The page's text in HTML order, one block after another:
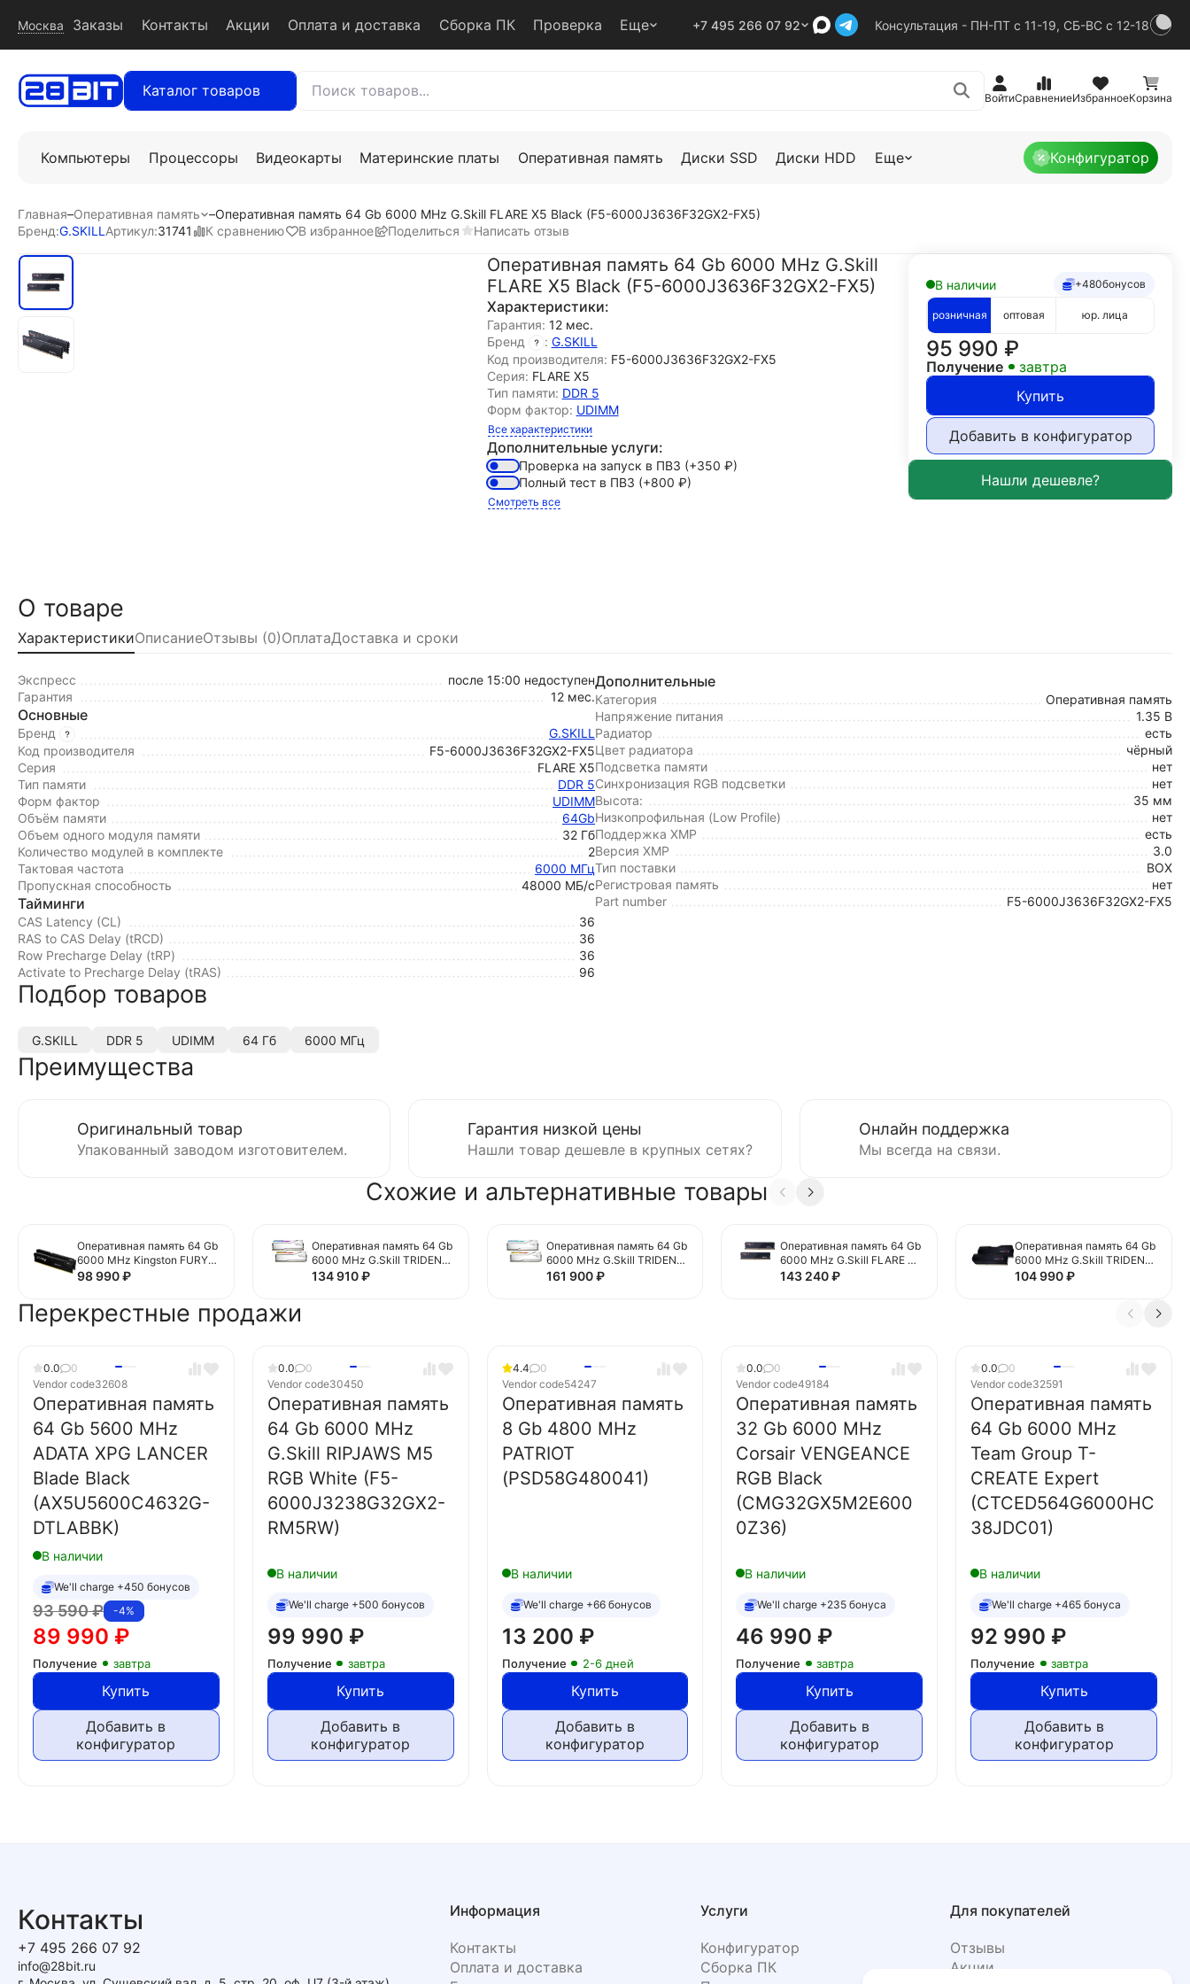
Москва Заказы Контакты Акции Оплата и доставка Сборка ПК Проверка Еще +7 495 266 07 92 Консультация - ПН-ПТ с 11-19, СБ-ВС с 12-18
Каталог товаров ВойтиСравнениеИзбранноеКорзина
Компьютеры Процессоры Видеокарты Материнские платы Оперативная память Диски SSD Диски HDD Еще Конфигуратор
Главная–Оперативная память –Оперативная память 64 Gb 6000 MHz G.Skill FLARE X5 Black (F5-6000J3636F32GX2-FX5)
Бренд:G.SKILL Артикул:31741 К сравнению В избранное Поделиться Написать отзыв
Оперативная память 64 Gb 6000 MHz G.Skill
FLARE X5 Black (F5-6000J3636F32GX2-FX5)
Характеристики:
Гарантия: 12 мес.
Бренд
: G.SKILL
Код производителя: F5-6000J3636F32GX2-FX5
Серия: FLARE X5
Тип памяти: DDR 5
Форм фактор: UDIMM
Все характеристики
Дополнительные услуги:
Проверка на запуск в ПВЗ (+350 ₽)
Полный тест в ПВЗ (+800 ₽)
Смотреть все
В наличии +480бонусов
розничная оптовая юр. лица
95 990 ₽
Получение
завтра
Купить
Добавить в конфигуратор
О товаре
ХарактеристикиОписаниеОтзывы (0)ОплатаДоставка и сроки
Экспресс
после 15:00 недоступен
Гарантия
12 мес.
Основные
Бренд
G.SKILL
Код производителя
F5-6000J3636F32GX2-FX5
Серия
FLARE X5
Тип памяти
DDR 5
Форм фактор
UDIMM
Объём памяти
64Gb
Объем одного модуля памяти
32 Гб
Количество модулей в комплекте
2
Тактовая частота
6000 МГц
Пропускная способность
48000 МБ/с
Тайминги
CAS Latency (CL)
36
RAS to CAS Delay (tRCD)
36
Row Precharge Delay (tRP)
36
Activate to Precharge Delay (tRAS)
96
Дополнительные
Категория
Оперативная память
Напряжение питания
1.35 В
Радиатор
есть
Цвет радиатора
чёрный
Подсветка памяти
нет
Синхронизация RGB подсветки
нет
Высота:
35 мм
Низкопрофильная (Low Profile)
нет
Поддержка XMP
есть
Версия XMP
3.0
Тип поставки
BOX
Регистровая память
нет
Part number
F5-6000J3636F32GX2-FX5
Подбор товаров
G.SKILL DDR 5 UDIMM 64 Гб 6000 МГц
Преимущества
Оригинальный товар
Упакованный заводом изготовителем.
Гарантия низкой цены
Нашли товар дешевле в крупных сетях?
Онлайн поддержка
Мы всегда на связи.
Схожие и альтернативные товары
Оперативная память 64 Gb
6000 MHz Kingston FURY
Beast (KF560C36BBE2K2-
98 990₽
Оперативная память 64 Gb
6000 MHz G.Skill TRIDENT
Z5 ROYAL NEO RGB (F5-
134 910₽
Оперативная память 64 Gb
6000 MHz G.Skill TRIDENT
Z5 ROYAL RGB (F5-
161 900₽
Оперативная память 64 Gb
6000 MHz G.Skill FLARE X5
(F5-6000J2836G32GX2-
143 240₽
Оперативная память 64 Gb
6000 MHz G.Skill TRIDENT
Z NEO (F5-
104 990₽
Перекрестные продажи
0.0
0
Vendor code32608
Оперативная память
64 Gb 5600 MHz
ADATA XPG LANCER
Blade Black
(AX5U5600C4632G-
DTLABBK)
В наличии
We'll charge +450 бонусов
-4%
93 590₽
89 990 ₽
Получение завтра
Купить
Добавить в
конфигуратор
0.0
0
Vendor code30450
Оперативная память
64 Gb 6000 MHz
G.Skill RIPJAWS M5
RGB White (F5-
6000J3238G32GX2-
RM5RW)
В наличии
We'll charge +500 бонусов
99 990 ₽
Получение завтра
Купить
Добавить в
конфигуратор
4.4
0
Vendor code54247
Оперативная память
8 Gb 4800 MHz
PATRIOT
(PSD58G480041)
В наличии
We'll charge +66 бонусов
13 200 ₽
Получение 2-6 дней
Купить
Добавить в
конфигуратор
0.0
0
Vendor code49184
Оперативная память
32 Gb 6000 MHz
Corsair VENGEANCE
RGB Black
(CMG32GX5M2E600
0Z36)
В наличии
We'll charge +235 бонуса
46 990 ₽
Получение завтра
Купить
Добавить в
конфигуратор
0.0
0
Vendor code32591
Оперативная память
64 Gb 6000 MHz
Team Group T-
CREATE Expert
(CTCED564G6000HC
38JDC01)
В наличии
We'll charge +465 бонуса
92 990 ₽
Получение завтра
Купить
Добавить в
конфигуратор
Контакты
+7 495 266 07 92
info@28bit.ru
Информация
Контакты
Оплата и доставка
Услуги
Конфигуратор
Сборка ПК
Для покупателей
Отзывы
Акции